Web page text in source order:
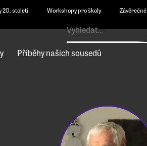
20. století Workshopy pro školy
Závěrečné
Příběhy našich sousedů